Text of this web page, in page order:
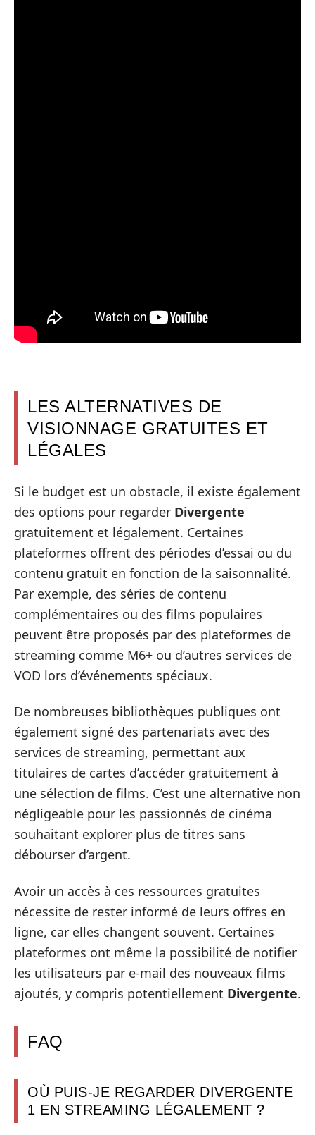
LES ALTERNATIVES DE
VISIONNAGE GRATUITES ET
LÉGALES
Si le budget est un obstacle, il existe également
des options pour regarder Divergente
gratuitement et légalement. Certaines
plateformes offrent des périodes d’essai ou du
contenu gratuit en fonction de la saisonnalité.
Par exemple, des séries de contenu
complémentaires ou des films populaires
peuvent être proposés par des plateformes de
streaming comme M6+ ou d’autres services de
VOD lors d’événements spéciaux.
De nombreuses bibliothèques publiques ont
également signé des partenariats avec des
services de streaming, permettant aux
titulaires de cartes d’accéder gratuitement à
une sélection de films. C’est une alternative non
négligeable pour les passionnés de cinéma
souhaitant explorer plus de titres sans
débourser d’argent.
Avoir un accès à ces ressources gratuites
nécessite de rester informé de leurs offres en
ligne, car elles changent souvent. Certaines
plateformes ont même la possibilité de notifier
les utilisateurs par e-mail des nouveaux films
ajoutés, y compris potentiellement Divergente.
FAQ
OÙ PUIS-JE REGARDER DIVERGENTE
1 EN STREAMING LÉGALEMENT ?